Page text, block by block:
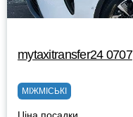
mytaxitransfer24 0707
МІЖМІСЬКІ